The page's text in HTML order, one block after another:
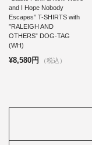
and I Hope Nobody
Escapes” T-SHIRTS with
”RALEIGH AND
OTHERS” DOG-TAG
(WH)
¥8,580円 （税込）